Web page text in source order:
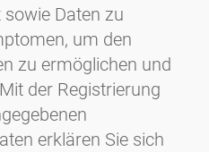
Daten zu
um den
zu ermöglichen und
der Registrierung
erklären Sie sich